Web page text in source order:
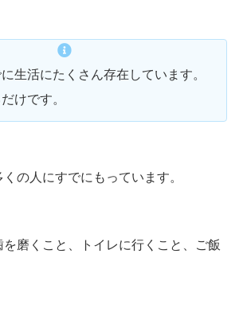
生活にたくさん存在しています。
けです。
の人にすでにもっています。
磨くこと、トイレに行くこと、ご飯